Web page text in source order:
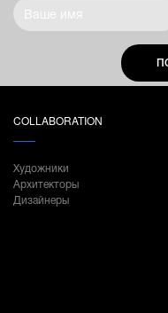
COLLABORATION
Художники
Архитекторы
Дизайнеры